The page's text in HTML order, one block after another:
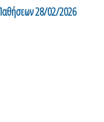
28/02/2026